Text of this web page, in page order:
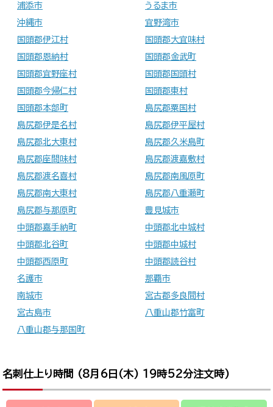
浦添市
うるま市
沖縄市
宜野湾市
国頭郡伊江村
国頭郡大宜味村
国頭郡恩納村
国頭郡金武町
国頭郡宜野座村
国頭郡国頭村
国頭郡今帰仁村
国頭郡東村
国頭郡本部町
島尻郡粟国村
島尻郡伊是名村
島尻郡伊平屋村
島尻郡北大東村
島尻郡久米島町
島尻郡座間味村
島尻郡渡嘉敷村
島尻郡渡名喜村
島尻郡南風原町
島尻郡南大東村
島尻郡八重瀬町
島尻郡与那原町
豊見城市
中頭郡嘉手納町
中頭郡北中城村
中頭郡北谷町
中頭郡中城村
中頭郡西原町
中頭郡読谷村
名護市
那覇市
南城市
宮古郡多良間村
宮古島市
八重山郡竹富町
八重山郡与那国町
名刺仕上り時間 (8月6日(木) 19時52分注文時)